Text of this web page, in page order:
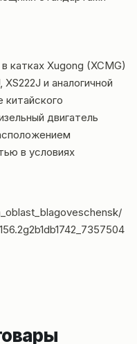
катках Xugong (XCMG)
и аналогичной
двигатель
в условиях